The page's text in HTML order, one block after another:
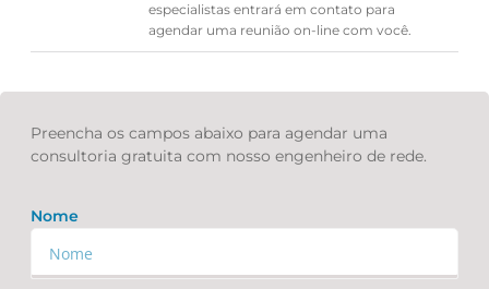
Preencha os campos abaixo para agendar uma
consultoria gratuita com nosso engenheiro de rede.
Nome
especialistas entrará em contato para
agendar uma reunião on-line com você.